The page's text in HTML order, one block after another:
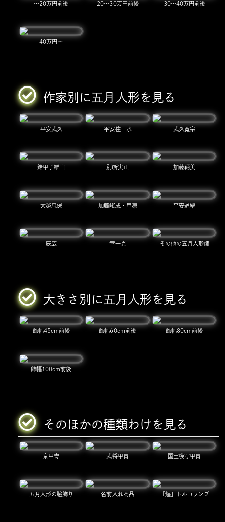
～20万円前後 20～30万円前後 30～40万円前後
40万円～
作家別に五月人形を見る
平安武久 平安住一水 武久寛宗
鈴甲子雄山 別所実正 加藤鞆美
大越忠保 加藤峻成・甲凛 平安道翠
辰広 幸一光 その他の五月人形師
大きさ別に五月人形を見る
飾幅45cm前後 飾幅60cm前後 飾幅80cm前後
飾幅100cm前後
そのほかの種類わけを見る
京甲冑 武将甲冑 国宝模写甲冑
五月人形の脇飾り 名前入れ商品 「煌」トルコランプ